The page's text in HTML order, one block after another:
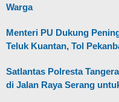
Warga
Menteri PU Dukung
Teluk Kuantan, Tol
Satlantas Polresta
di Jalan Raya Serang